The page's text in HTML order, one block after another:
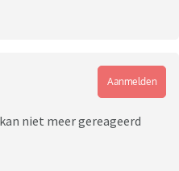
Aanmelden
niet meer gereageerd